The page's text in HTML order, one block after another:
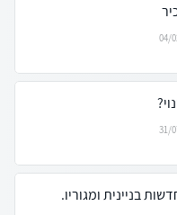
04/
31/
בניינית ומגוריו.